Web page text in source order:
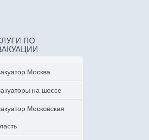
ПО
Москва
на шоссе
Московская